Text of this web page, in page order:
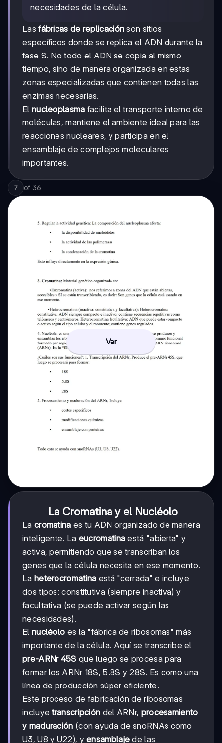
necesidades de la célula.
Lasfábricas de replicación son sitios
específicos donde se replica el ADN durante la
fase S. No todo el ADN se copia al mismo
tiempo, sino de manera organizada en estas
zonas especializadas que contienen todas las
enzimas necesarias.
El nucleoplasma facilita el transporte interno de
moléculas, mantiene el ambiente ideal para las
reacciones nucleares, y participa en el
ensamblaje de complejos moleculares
importantes.
7 of 36
Ver
La Cromatina y el Nucléolo
La cromatina es tu ADN organizado de manera
inteligente. La eucromatina está "abierta" y
activa, permitiendo que se transcriban los
genes que la célula necesita en ese momento.
La heterocromatina está "cerrada" e incluye
dos tipos: constitutiva (siempre inactiva) y
facultativa (se puede activar según las
necesidades).
El nucléolo es la "fábrica de ribosomas" más
importante de la célula. Aquí se transcribe el
pre-ARNr 45S que luego se procesa para
formar los ARNr 18S, 5.8S y 28S. Es como una
línea de producción súper eficiente.
Este proceso de fabricación de ribosomas
incluyetranscripción del ARNr, procesamiento
y maduración (con ayuda de snoRNAs como
U3, U8 y U22), yensamblaje de las